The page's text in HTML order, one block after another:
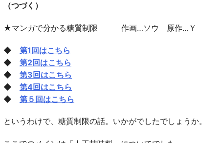
（つづく）
★マンガで分かる糖質制限 作画…ソウ 原作…Ｙ
◆ 第1回はこちら
◆ 第2回はこちら
◆ 第3回はこちら
◆ 第4回はこちら
◆ 第５回はこちら
というわけで、糖質制限の話。いかがでしたでしょうか。